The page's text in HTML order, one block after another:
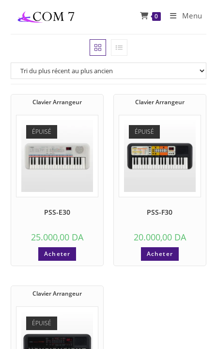
0 Menu
Clavier Arrangeur
ÉPUISÉ
PSS-E30
25.000,00 DA
Acheter
Clavier Arrangeur
ÉPUISÉ
PSS-F30
20.000,00DA
Acheter
Clavier Arrangeur
ÉPUISÉ